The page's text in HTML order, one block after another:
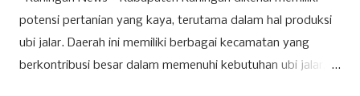
potensi pertanian yang kaya, terutama dalam hal produksi
ubi jalar. Daerah ini memiliki berbagai kecamatan yang
berkontribusi besar dalam memenuhi kebutuhan ubi jalar,